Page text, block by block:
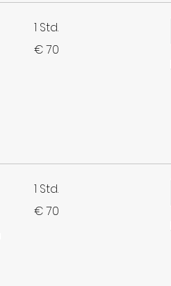
1 Std.
Euro
€ 70
1 Std.
Euro
€ 70